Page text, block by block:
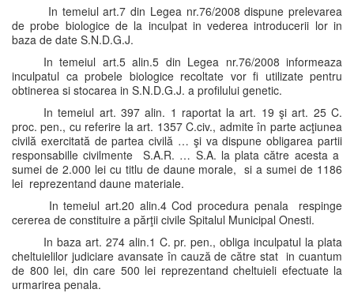
In temeiul art.7 din Legea nr.76/2008 dispune prelevarea
de probe biologice de la inculpat in vederea introducerii lor in
baza de date S.N.D.G.J.
In temeiul art.5 alin.5 din Legea nr.76/2008 informeaza
inculpatul ca probele biologice recoltate vor fi utilizate pentru
obtinerea si stocarea in S.N.D.G.J. a profilului genetic.
In temeiul art. 397 alin. 1 raportat la art. 19 şi art. 25 C.
proc. pen., cu referire la art. 1357 C.civ., admite în parte acţiunea
civilă exercitată de partea civilă … şi va dispune obligarea partii
responsabille civilmente S.A.R. … S.A. la plata către acesta a
sumei de 2.000 lei cu titlu de daune morale, si a sumei de 1186
lei reprezentand daune materiale.
In temeiul art.20 alin.4 Cod procedura penala respinge
cererea de constituire a părţii civile Spitalul Municipal Onesti.
In baza art. 274 alin.1 C. pr. pen., obliga inculpatul la plata
cheltuielilor judiciare avansate în cauză de către stat in cuantum
de 800 lei, din care 500 lei reprezentand cheltuieli efectuate la
urmarirea penala.